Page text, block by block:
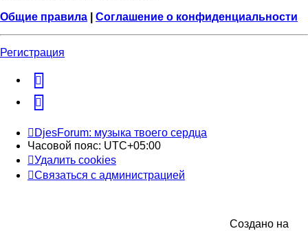
Общие правила
Соглашение о конфиденциальности
Регистрация
vk
Telegram
DjesForum: музыка твоего сердца
Часовой пояс: UTC+05:00
Удалить cookies
Связаться с администрацией
Создано на